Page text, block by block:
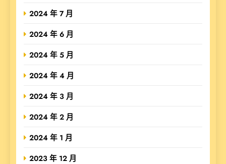
2024 年 7 月
2024 年 6 月
2024 年 5 月
2024 年 4 月
2024 年 3 月
2024 年 2 月
2024 年 1 月
2023 年 12 月